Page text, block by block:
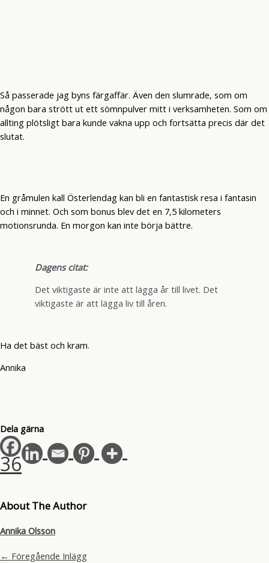
Så passerade jag byns färgaffär. Även den slumrade, som om
någon bara strött ut ett sömnpulver mitt i verksamheten. Som om
allting plötsligt bara kunde vakna upp och fortsätta precis där det
slutat.
En gråmulen kall Österlendag kan bli en fantastisk resa i fantasin
och i minnet. Och som bonus blev det en 7,5 kilometers
motionsrunda. En morgon kan inte börja bättre.
Dagens citat:
Det viktigaste är inte att lägga år till livet. Det
viktigaste är att lägga liv till åren.
Ha det bäst och kram.
Annika
Dela gärna
36
About The Author
Annika Olsson
← Föregående Inlägg